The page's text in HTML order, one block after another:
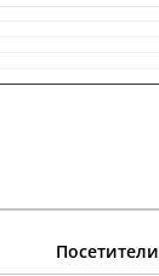
Посетители